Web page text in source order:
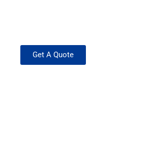
Get A Quote